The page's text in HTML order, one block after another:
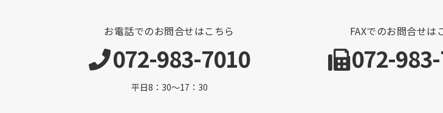
お電話でのお問合せはこちら
072-983-7010
平日8：30～17：30
FAXでのお問合せは
072-